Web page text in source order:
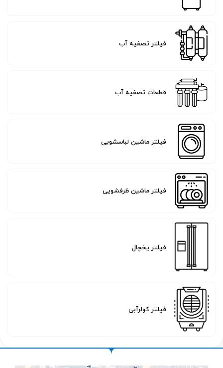
فیلتر تصفیه آب
قطعات تصفیه آب
فیلتر ماشین لباسشویی
فیلتر ماشین ظرفشویی
فیلتر یخچال
فیلتر کولرآبی